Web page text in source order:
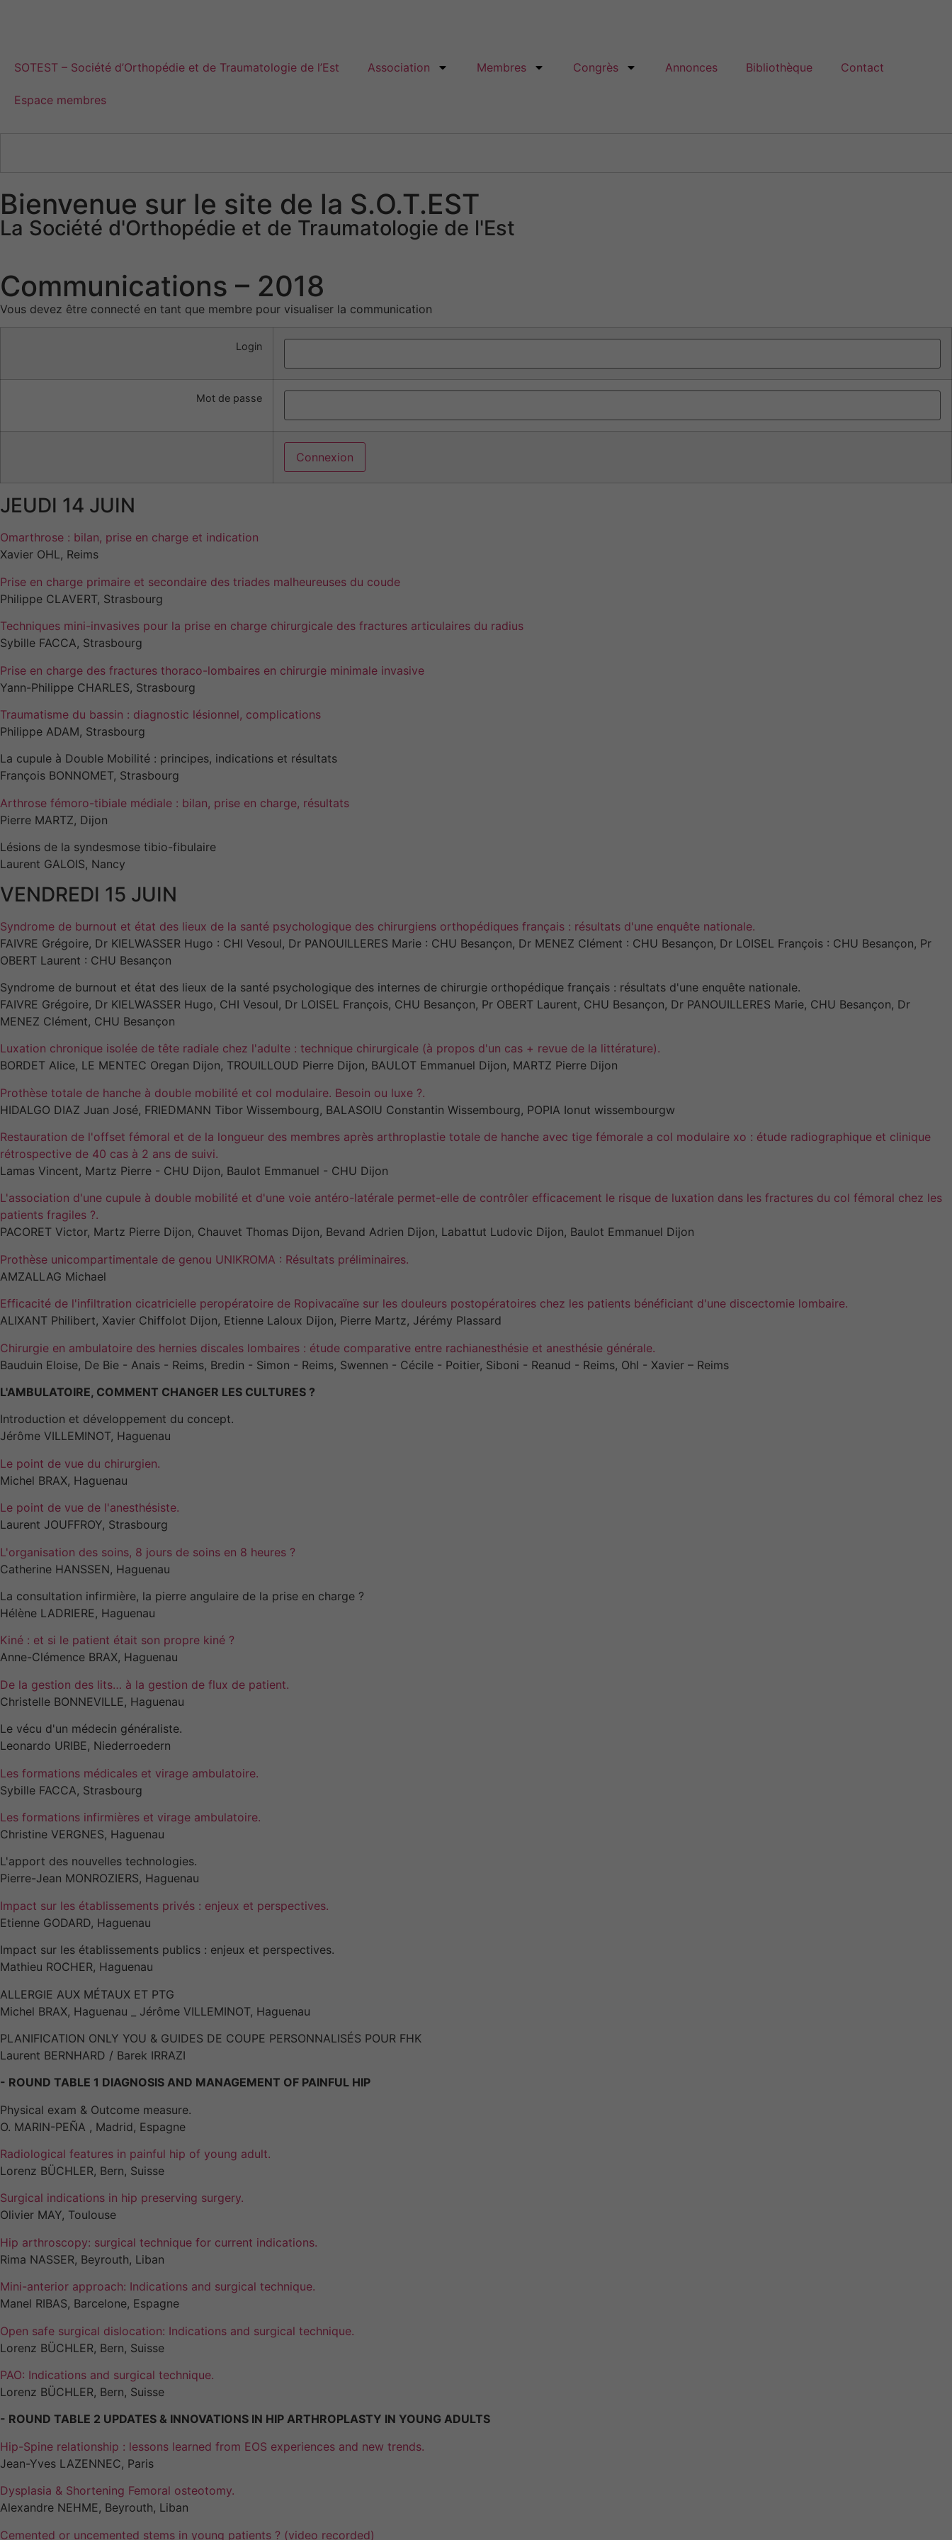
SOTEST – Société d’Orthopédie et de Traumatologie de l’Est Association Membres Congrès Annonces Bibliothèque Contact
Espace membres
Bienvenue sur le site de la S.O.T.EST
La Société d'Orthopédie et de Traumatologie de l'Est
Communications – 2018
Vous devez être connecté en tant que membre pour visualiser la communication
Login
Mot de passe
JEUDI 14 JUIN
Omarthrose : bilan, prise en charge et indication
Xavier OHL, Reims
Prise en charge primaire et secondaire des triades malheureuses du coude
Philippe CLAVERT, Strasbourg
Techniques mini-invasives pour la prise en charge chirurgicale des fractures articulaires du radius
Sybille FACCA, Strasbourg
Prise en charge des fractures thoraco-lombaires en chirurgie minimale invasive
Yann-Philippe CHARLES, Strasbourg
Traumatisme du bassin : diagnostic lésionnel, complications
Philippe ADAM, Strasbourg
La cupule à Double Mobilité : principes, indications et résultats
François BONNOMET, Strasbourg
Arthrose fémoro-tibiale médiale : bilan, prise en charge, résultats
Pierre MARTZ, Dijon
Lésions de la syndesmose tibio-fibulaire
Laurent GALOIS, Nancy
VENDREDI 15 JUIN
Syndrome de burnout et état des lieux de la santé psychologique des chirurgiens orthopédiques français : résultats d'une enquête nationale.
FAIVRE Grégoire, Dr KIELWASSER Hugo : CHI Vesoul, Dr PANOUILLERES Marie : CHU Besançon, Dr MENEZ Clément : CHU Besançon, Dr LOISEL François : CHU Besançon, Pr
OBERT Laurent : CHU Besançon
Syndrome de burnout et état des lieux de la santé psychologique des internes de chirurgie orthopédique français : résultats d'une enquête nationale.
FAIVRE Grégoire, Dr KIELWASSER Hugo, CHI Vesoul, Dr LOISEL François, CHU Besançon, Pr OBERT Laurent, CHU Besançon, Dr PANOUILLERES Marie, CHU Besançon, Dr
MENEZ Clément, CHU Besançon
Luxation chronique isolée de tête radiale chez l'adulte : technique chirurgicale (à propos d'un cas + revue de la littérature).
BORDET Alice, LE MENTEC Oregan Dijon, TROUILLOUD Pierre Dijon, BAULOT Emmanuel Dijon, MARTZ Pierre Dijon
Prothèse totale de hanche à double mobilité et col modulaire. Besoin ou luxe ?.
HIDALGO DIAZ Juan José, FRIEDMANN Tibor Wissembourg, BALASOIU Constantin Wissembourg, POPIA Ionut wissembourgw
Restauration de l'offset fémoral et de la longueur des membres après arthroplastie totale de hanche avec tige fémorale a col modulaire xo : étude radiographique et clinique
rétrospective de 40 cas à 2 ans de suivi.
Lamas Vincent, Martz Pierre - CHU Dijon, Baulot Emmanuel - CHU Dijon
L'association d'une cupule à double mobilité et d'une voie antéro-latérale permet-elle de contrôler efficacement le risque de luxation dans les fractures du col fémoral chez les
patients fragiles ?.
PACORET Victor, Martz Pierre Dijon, Chauvet Thomas Dijon, Bevand Adrien Dijon, Labattut Ludovic Dijon, Baulot Emmanuel Dijon
Prothèse unicompartimentale de genou UNIKROMA : Résultats préliminaires.
AMZALLAG Michael
Efficacité de l'infiltration cicatricielle peropératoire de Ropivacaïne sur les douleurs postopératoires chez les patients bénéficiant d'une discectomie lombaire.
ALIXANT Philibert, Xavier Chiffolot Dijon, Etienne Laloux Dijon, Pierre Martz, Jérémy Plassard
Chirurgie en ambulatoire des hernies discales lombaires : étude comparative entre rachianesthésie et anesthésie générale.
Bauduin Eloise, De Bie - Anais - Reims, Bredin - Simon - Reims, Swennen - Cécile - Poitier, Siboni - Reanud - Reims, Ohl - Xavier – Reims
L'AMBULATOIRE, COMMENT CHANGER LES CULTURES ?
Introduction et développement du concept.
Jérôme VILLEMINOT, Haguenau
Le point de vue du chirurgien.
Michel BRAX, Haguenau
Le point de vue de l'anesthésiste.
Laurent JOUFFROY, Strasbourg
L'organisation des soins, 8 jours de soins en 8 heures ?
Catherine HANSSEN, Haguenau
La consultation infirmière, la pierre angulaire de la prise en charge ?
Hélène LADRIERE, Haguenau
Kiné : et si le patient était son propre kiné ?
Anne-Clémence BRAX, Haguenau
De la gestion des lits… à la gestion de flux de patient.
Christelle BONNEVILLE, Haguenau
Le vécu d'un médecin généraliste.
Leonardo URIBE, Niederroedern
Les formations médicales et virage ambulatoire.
Sybille FACCA, Strasbourg
Les formations infirmières et virage ambulatoire.
Christine VERGNES, Haguenau
L'apport des nouvelles technologies.
Pierre-Jean MONROZIERS, Haguenau
Impact sur les établissements privés : enjeux et perspectives.
Etienne GODARD, Haguenau
Impact sur les établissements publics : enjeux et perspectives.
Mathieu ROCHER, Haguenau
ALLERGIE AUX MÉTAUX ET PTG
Michel BRAX, Haguenau _ Jérôme VILLEMINOT, Haguenau
PLANIFICATION ONLY YOU & GUIDES DE COUPE PERSONNALISÉS POUR FHK
Laurent BERNHARD / Barek IRRAZI
- ROUND TABLE 1 DIAGNOSIS AND MANAGEMENT OF PAINFUL HIP
Physical exam & Outcome measure.
O. MARIN-PEÑA , Madrid, Espagne
Radiological features in painful hip of young adult.
Lorenz BÜCHLER, Bern, Suisse
Surgical indications in hip preserving surgery.
Olivier MAY, Toulouse
Hip arthroscopy: surgical technique for current indications.
Rima NASSER, Beyrouth, Liban
Mini-anterior approach: Indications and surgical technique.
Manel RIBAS, Barcelone, Espagne
Open safe surgical dislocation: Indications and surgical technique.
Lorenz BÜCHLER, Bern, Suisse
PAO: Indications and surgical technique.
Lorenz BÜCHLER, Bern, Suisse
- ROUND TABLE 2 UPDATES & INNOVATIONS IN HIP ARTHROPLASTY IN YOUNG ADULTS
Hip-Spine relationship : lessons learned from EOS experiences and new trends.
Jean-Yves LAZENNEC, Paris
Dysplasia & Shortening Femoral osteotomy.
Alexandre NEHME, Beyrouth, Liban
Cemented or uncemented stems in young patients ? (video recorded)